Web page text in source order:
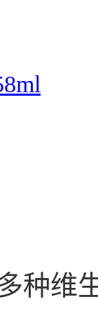
种维